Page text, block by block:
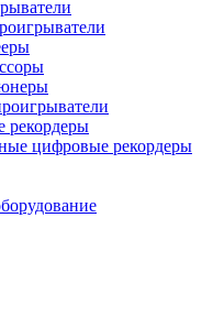
рекордеры
цифровые рекордеры